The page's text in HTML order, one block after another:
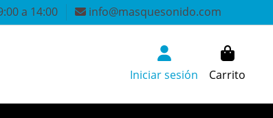
a 14:00 info@masquesonido.com
Iniciar sesión Carrito